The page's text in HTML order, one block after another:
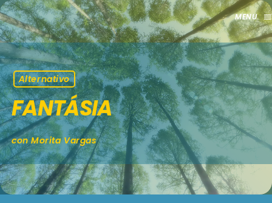
close
HOME
CLUB
APORTES
TV
GRILLA
Alternativo
FANTÁSIA
con Morita Vargas